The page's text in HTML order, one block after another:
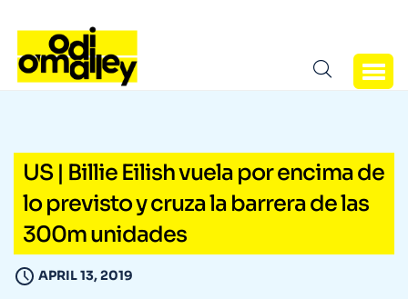
US | Billie Eilish vuela por encima de
lo previsto y cruza la barrera de las
300m unidades
APRIL 13, 2019